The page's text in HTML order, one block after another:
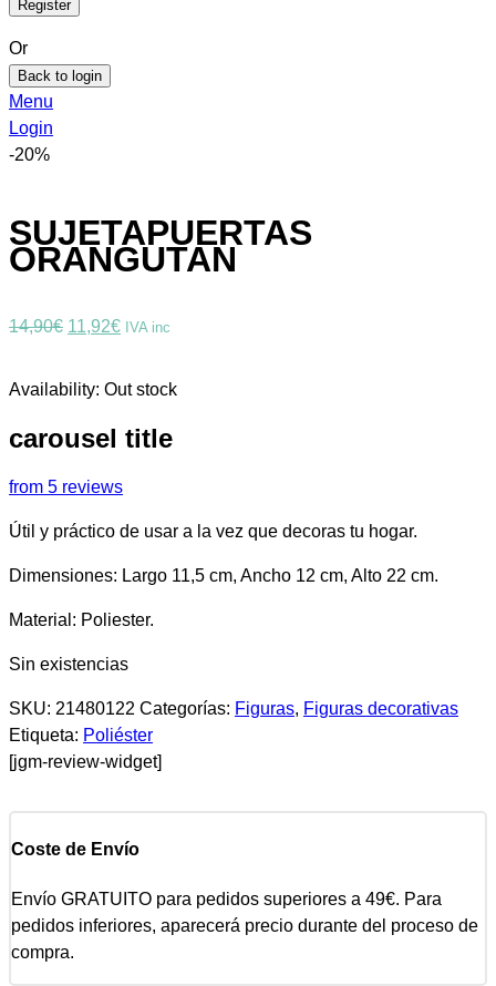
Or
Back to login
Menu
Login
-20%
SUJETAPUERTAS
ORANGUTAN
14,90€ El
original
era:
14,90€.
11,92€El
11,92€.
IVA inc
Availability: Out stock
carousel title
from 5 reviews
Útil y práctico de usar a la vez que decoras tu hogar.
Dimensiones: Largo 11,5 cm, Ancho 12 cm, Alto 22 cm.
Material: Poliester.
Sin existencias
SKU: 21480122 Categorías: Figuras, Figuras decorativas
Etiqueta: Poliéster
[jgm-review-widget]
Coste de Envío
Envío GRATUITO para pedidos superiores a 49€. Para
pedidos inferiores, aparecerá precio durante del proceso de
compra.